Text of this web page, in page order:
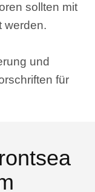
sollten mit
werden.
und
für